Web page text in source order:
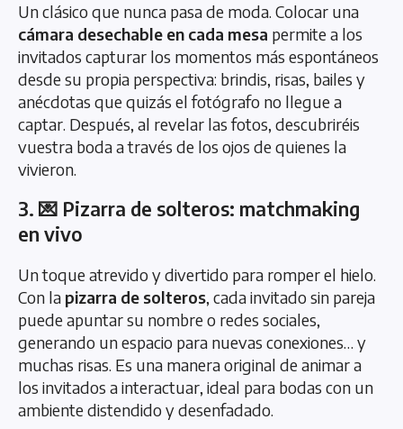
Un clásico que nunca pasa de moda. Colocar una
cámara desechable en cada mesa permite a los
invitados capturar los momentos más espontáneos
desde su propia perspectiva: brindis, risas, bailes y
anécdotas que quizás el fotógrafo no llegue a
captar. Después, al revelar las fotos, descubriréis
vuestra boda a través de los ojos de quienes la
vivieron.
3. 💌 Pizarra de solteros: matchmaking
en vivo
Un toque atrevido y divertido para romper el hielo.
Con la pizarra de solteros, cada invitado sin pareja
puede apuntar su nombre o redes sociales,
generando un espacio para nuevas conexiones… y
muchas risas. Es una manera original de animar a
los invitados a interactuar, ideal para bodas con un
ambiente distendido y desenfadado.